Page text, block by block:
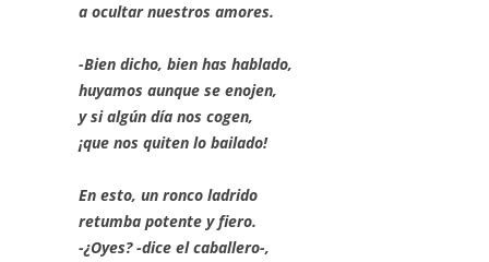
a ocultar nuestros amores.
-Bien dicho, bien has hablado,
huyamos aunque se enojen,
y si algún día nos cogen,
¡que nos quiten lo bailado!
En esto, un ronco ladrido
retumba potente y fiero.
-¿Oyes? -dice el caballero-,